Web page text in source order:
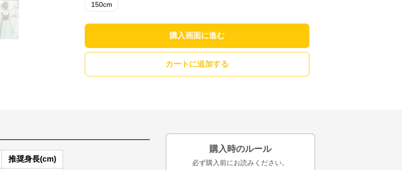
150cm
購入画面に進む
カートに追加する
推奨身長(cm)
購入時のルール
必ず購入前にお読みください。